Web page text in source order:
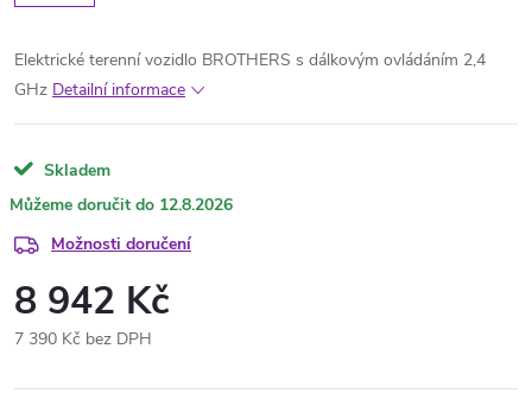
Elektrické terenní vozidlo BROTHERS s dálkovým ovládáním 2,4
GHz Detailní informace
Skladem
12.8.2026
Možnosti doručení
8 942 Kč
7 390 Kč bez DPH
cena: